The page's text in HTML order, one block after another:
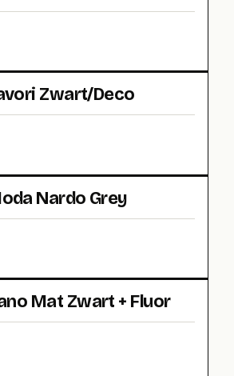
Zwart/Deco
Nardo Grey
Mat Zwart + Fluor